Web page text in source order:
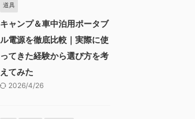
道具
キャンプ＆車中泊用ポータブ
ル電源を徹底比較｜実際に使
ってきた経験から選び方を考
えてみた
2026/4/26